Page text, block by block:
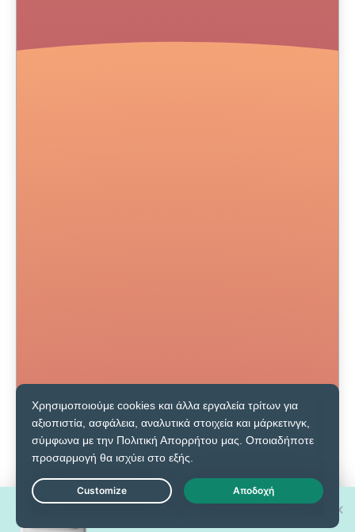
Live Chat
Κερδίστε ένα από τα 30 ολοκαίνουργια